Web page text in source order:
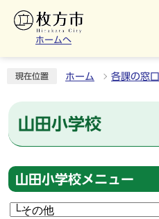
ホームへ
現在位置 ホーム 各課の窓口
山田小学校
山田小学校メニュー